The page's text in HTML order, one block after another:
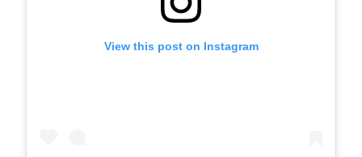
View this post on Instagram